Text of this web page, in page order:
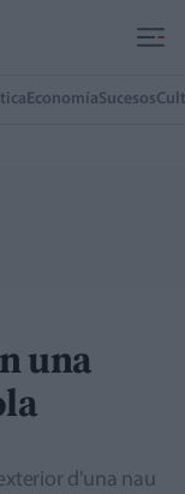
EconomíaSucesos
una
d'una nau